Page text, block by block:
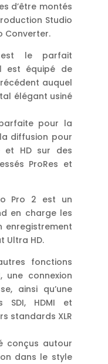
d’être montés
Studio
Converter.
est le parfait
est équipé de
auquel
élégant usiné
pour la
diffusion pour
et HD sur des
ProRes et
Pro 2 est un
en charge les
enregistrement
Ultra HD.
fonctions
une connexion
ainsi qu’une
SDI, HDMI et
standards XLR
conçus autour
dans le style